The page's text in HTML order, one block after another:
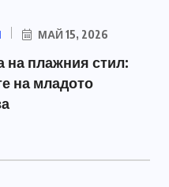
МАЙ 15, 2026
на плажния стил:
на младото